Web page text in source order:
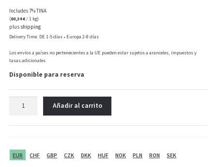
Includes 7% TINA
(80,34€ / 1 kg)
plus shipping
Delivery Time: DE 1-5 días • Europa 2-8 días
Los envíos a países no pertenecientes a la UE pueden estar sujetos a aranceles, impuestos y
tasas adicionales.
Disponible para reserva
180
Añadir al carrito
EUR CHF GBP CZK DKK HUF NOK PLN RON SEK